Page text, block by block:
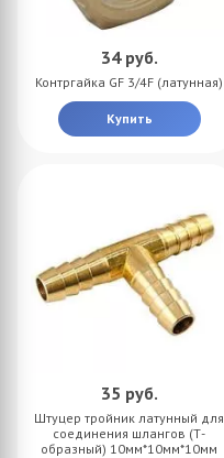
34 руб.
Контргайка GF 3/4F (латунная)
Купить
35 руб.
Штуцер тройник латунный для
соединения шлангов (Т-
образный) 10мм*10мм*10мм